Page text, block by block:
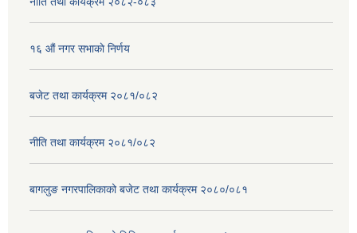
१६ ‌औं नगर सभाकाे निर्णय
बजेट तथा कार्यक्रम २०८१/०८२
नीति तथा कार्यक्रम २०८१/०८२
बागलुङ नगरपालिकाको बजेट तथा कार्यक्रम २०८०/०८१